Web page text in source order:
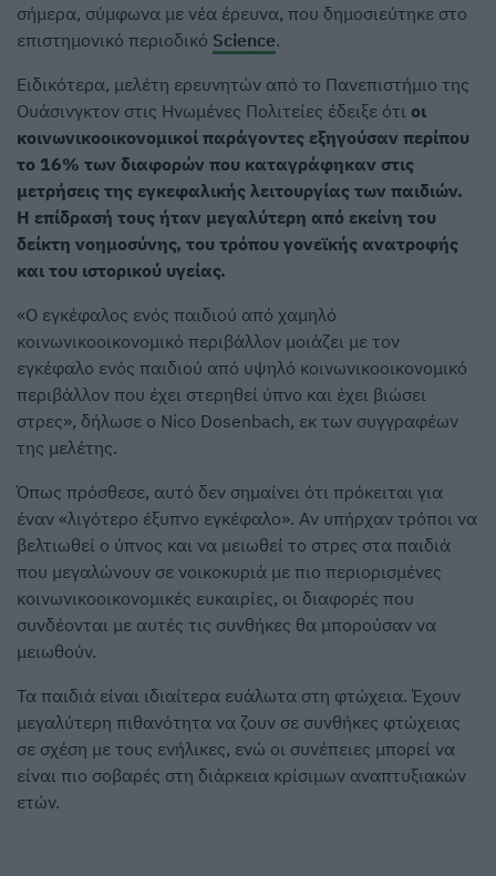
σήμερα, σύμφωνα με νέα έρευνα, που δημοσιεύτηκε στο
επιστημονικό περιοδικό Science.
Ειδικότερα, μελέτη ερευνητών από το Πανεπιστήμιο της
Ουάσινγκτον στις Ηνωμένες Πολιτείες έδειξε ότι οι
κοινωνικοοικονομικοί παράγοντες εξηγούσαν περίπου
το 16% των διαφορών που καταγράφηκαν στις
μετρήσεις της εγκεφαλικής λειτουργίας των παιδιών.
Η επίδρασή τους ήταν μεγαλύτερη από εκείνη του
δείκτη νοημοσύνης, του τρόπου γονεϊκής ανατροφής
και του ιστορικού υγείας.
«Ο εγκέφαλος ενός παιδιού από χαμηλό
κοινωνικοοικονομικό περιβάλλον μοιάζει με τον
εγκέφαλο ενός παιδιού από υψηλό κοινωνικοοικονομικό
περιβάλλον που έχει στερηθεί ύπνο και έχει βιώσει
στρες», δήλωσε ο Nico Dosenbach, εκ των συγγραφέων
της μελέτης.
Όπως πρόσθεσε, αυτό δεν σημαίνει ότι πρόκειται για
έναν «λιγότερο έξυπνο εγκέφαλο». Αν υπήρχαν τρόποι να
βελτιωθεί ο ύπνος και να μειωθεί το στρες στα παιδιά
που μεγαλώνουν σε νοικοκυριά με πιο περιορισμένες
κοινωνικοοικονομικές ευκαιρίες, οι διαφορές που
συνδέονται με αυτές τις συνθήκες θα μπορούσαν να
μειωθούν.
Τα παιδιά είναι ιδιαίτερα ευάλωτα στη φτώχεια. Έχουν
μεγαλύτερη πιθανότητα να ζουν σε συνθήκες φτώχειας
σε σχέση με τους ενήλικες, ενώ οι συνέπειες μπορεί να
είναι πιο σοβαρές στη διάρκεια κρίσιμων αναπτυξιακών
ετών.